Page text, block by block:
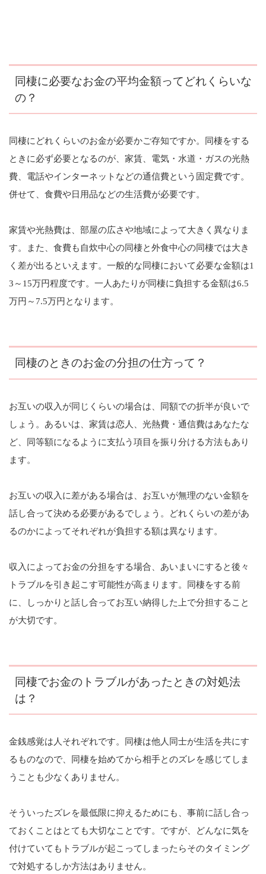
同棲に必要なお金の平均金額ってどれくらいな
の？
同棲にどれくらいのお金が必要かご存知ですか。同棲をする
ときに必ず必要となるのが、家賃、電気・水道・ガスの光熱
費、電話やインターネットなどの通信費という固定費です。
併せて、食費や日用品などの生活費が必要です。
家賃や光熱費は、部屋の広さや地域によって大きく異なりま
す。また、食費も自炊中心の同棲と外食中心の同棲では大き
く差が出るといえます。一般的な同棲において必要な金額は1
3～15万円程度です。一人あたりが同棲に負担する金額は6.5
万円～7.5万円となります。
同棲のときのお金の分担の仕方って？
お互いの収入が同じくらいの場合は、同額での折半が良いで
しょう。あるいは、家賃は恋人、光熱費・通信費はあなたな
ど、同等額になるように支払う項目を振り分ける方法もあり
ます。
お互いの収入に差がある場合は、お互いが無理のない金額を
話し合って決める必要があるでしょう。どれくらいの差があ
るのかによってそれぞれが負担する額は異なります。
収入によってお金の分担をする場合、あいまいにすると後々
トラブルを引き起こす可能性が高まります。同棲をする前
に、しっかりと話し合ってお互い納得した上で分担すること
が大切です。
同棲でお金のトラブルがあったときの対処法
は？
金銭感覚は人それぞれです。同棲は他人同士が生活を共にす
るものなので、同棲を始めてから相手とのズレを感じてしま
うことも少なくありません。
そういったズレを最低限に抑えるためにも、事前に話し合っ
ておくことはとても大切なことです。ですが、どんなに気を
付けていてもトラブルが起こってしまったらそのタイミング
で対処するしか方法はありません。